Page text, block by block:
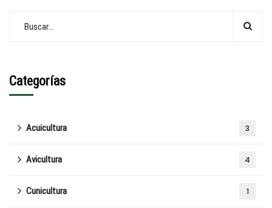
Categorías
Acuicultura 3
Avicultura 4
Cunicultura 1